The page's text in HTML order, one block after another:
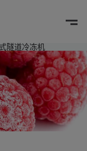
options
隧道冷冻机